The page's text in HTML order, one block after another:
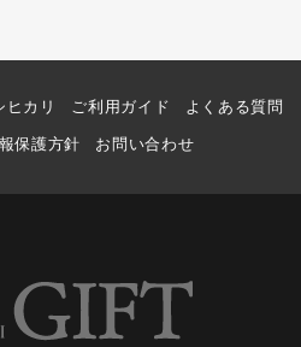
ヒカリ ご利用ガイド よくある質問
保護方針 お問い合わせ